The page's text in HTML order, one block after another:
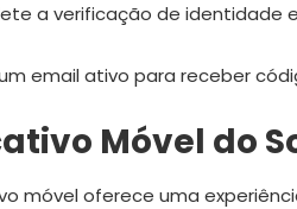
a verificação de identidade
email ativo para receber
Móvel do
móvel oferece uma